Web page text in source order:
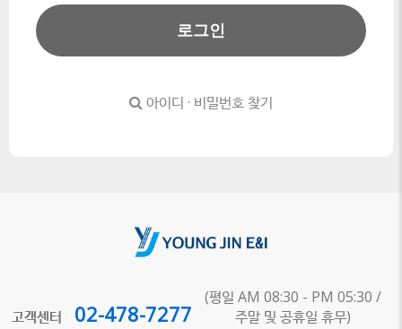
로그인
아이디 · 비밀번호 찾기
고객센터 02-478-7277
(평일 AM 08:30 - PM 05:30 /
주말 및 공휴일 휴무)